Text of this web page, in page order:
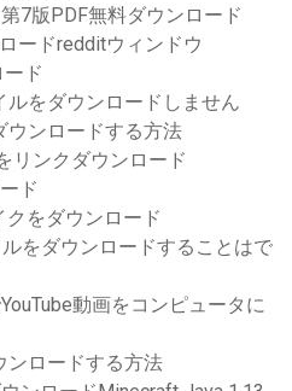
7版PDF無料ダウンロード
ードredditウィンドウ
ド
をダウンロードしません
ウンロードする方法
リンクダウンロード
ド
クをダウンロード
をダウンロードすることはで
動画をコンピュータに
ンロードする方法